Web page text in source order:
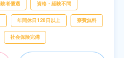
送
者優遇 資格・経験不問
年間休日120日以上 寮費無料
社会保険完備